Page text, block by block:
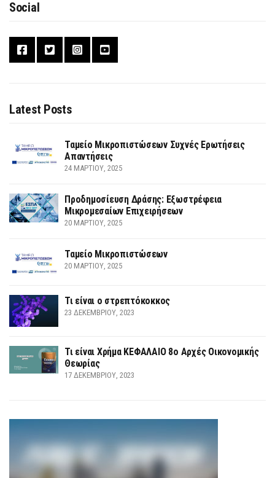
Social
Latest Posts
Ταμείο Μικροπιστώσεων Συχνές Ερωτήσεις
Απαντήσεις
24 ΜΑΡΤΊΟΥ, 2025
Προδημοσίευση Δράσης: Εξωστρέφεια
Μικρομεσαίων Επιχειρήσεων
20 ΜΑΡΤΊΟΥ, 2025
Ταμείο Μικροπιστώσεων
20 ΜΑΡΤΊΟΥ, 2025
Τι είναι ο στρεπτόκοκκος
23 ΔΕΚΕΜΒΡΊΟΥ, 2023
Τι είναι Χρήμα ΚΕΦΑΛΑΙΟ 8ο Αρχές Οικονομικής
Θεωρίας
17 ΔΕΚΕΜΒΡΊΟΥ, 2023